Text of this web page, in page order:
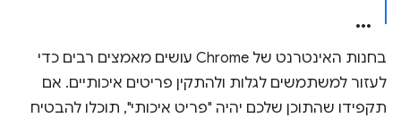
בחנות האינטרנט של Chrome עושים מאמצים רבים כדי
לעזור למשתמשים לגלות ולהתקין פריטים איכותיים. אם
תקפידו שהתוכן שלכם יהיה "פריט איכותי", תוכלו להבטיח